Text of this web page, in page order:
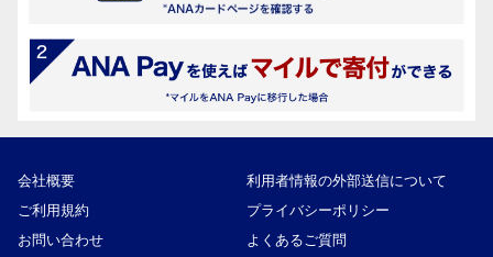
会社概要
利用者情報の外部送信について
ご利用規約
プライバシーポリシー
お問い合わせ
よくあるご質問